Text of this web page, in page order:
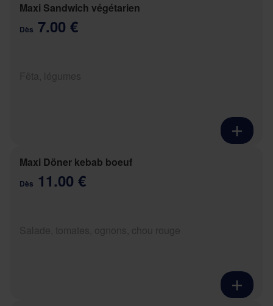
Maxi Sandwich végétarien
Dès 7.00 €
Maxi Döner kebab boeuf
Dès 11.00 €